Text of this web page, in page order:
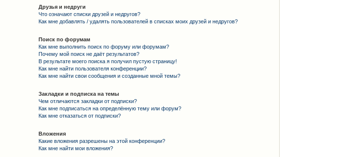
Друзья и недруги
Что означают списки друзей и недругов?
Как мне добавлять / удалять пользователей в списках моих друзей и недругов?
Поиск по форумам
Как мне выполнить поиск по форуму или форумам?
Почему мой поиск не даёт результатов?
В результате моего поиска я получил пустую страницу!
Как мне найти пользователя конференции?
Как мне найти свои сообщения и созданные мной темы?
Закладки и подписка на темы
Чем отличаются закладки от подписки?
Как мне подписаться на определённую тему или форум?
Как мне отказаться от подписки?
Вложения
Какие вложения разрешены на этой конференции?
Как мне найти мои вложения?